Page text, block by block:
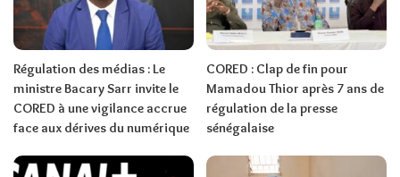
Régulation des médias : Le
ministre Bacary Sarr invite le
CORED à une vigilance accrue
face aux dérives du numérique
CORED : Clap de fin pour
Mamadou Thior après 7 ans de
régulation de la presse
sénégalaise